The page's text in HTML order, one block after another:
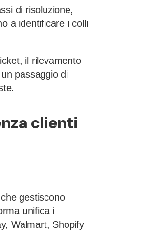
di risoluzione,
a identificare i colli
il rilevamento
passaggio di
clienti
gestiscono
unifica i
Walmart, Shopify